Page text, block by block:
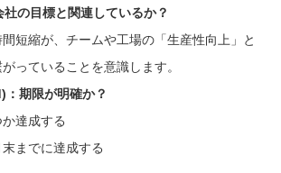
の目標と関連しているか？
短縮が、チームや工場の「生産性向上」と
っていることを意識します。
期限が明確か？
か達成する
末までに達成する